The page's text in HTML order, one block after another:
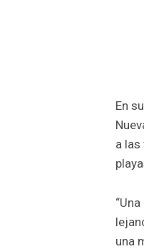
En
a
una